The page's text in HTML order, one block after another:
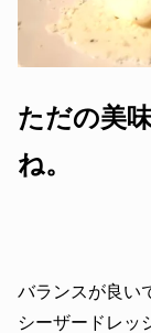
ただの美
ね。
バランスが良い
シーザードレッ